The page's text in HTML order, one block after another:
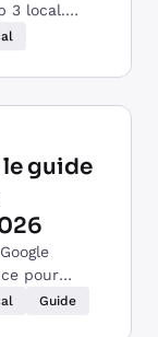
3 local.
et artisans.
le guide
pour
libérales.
Guide